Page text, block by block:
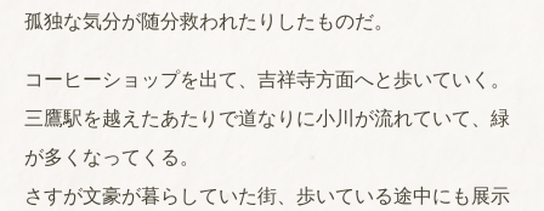
孤独な気分が随分救われたりしたものだ。
コーヒーショップを出て、吉祥寺方面へと歩いていく。
三鷹駅を越えたあたりで道なりに小川が流れていて、緑
が多くなってくる。
さすが文豪が暮らしていた街、歩いている途中にも展示